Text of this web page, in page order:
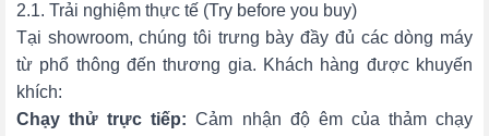
2.1. Trải nghiệm thực tế (Try before you buy)
Tại showroom, chúng tôi trưng bày đầy đủ các dòng máy
từ phổ thông đến thương gia. Khách hàng được khuyến
khích:
Chạy thử trực tiếp: Cảm nhận độ êm của thảm chạy